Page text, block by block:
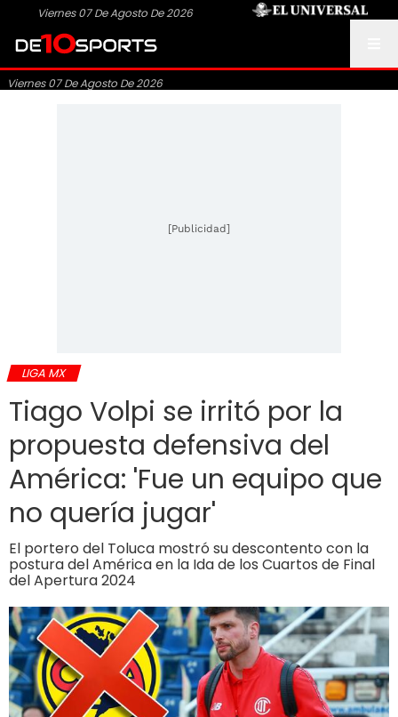
Viernes 07 De Agosto De 2026
Viernes 07 De Agosto De 2026
[Publicidad]
LIGA MX
Tiago Volpi se irritó por la
propuesta defensiva del
América: 'Fue un equipo que
no quería jugar'
El portero del Toluca mostró su descontento con la
postura del América en la Ida de los Cuartos de Final
del Apertura 2024